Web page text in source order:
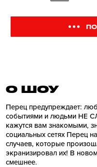
О ШОУ
Перец предупреждает:
событиями и людьми НЕ
кажутся вам знакомыми,
социальных сетях Перец
случаев, которые
экранизировал их! В
смешнее.